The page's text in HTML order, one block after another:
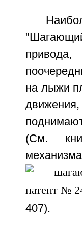
привода,
на лыжи
(См.
407).